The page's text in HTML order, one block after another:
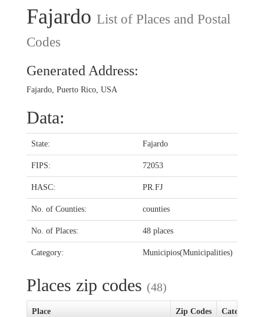
Fajardo List of Places and Postal
Codes
Generated Address:
Fajardo, Puerto Rico, USA
Data:
State: Fajardo
FIPS: 72053
HASC: PR.FJ
No. of Counties: counties
No. of Places: 48 places
Category: Municipios(Municipalities)
Places zip codes (48)
Place Zip Codes Category